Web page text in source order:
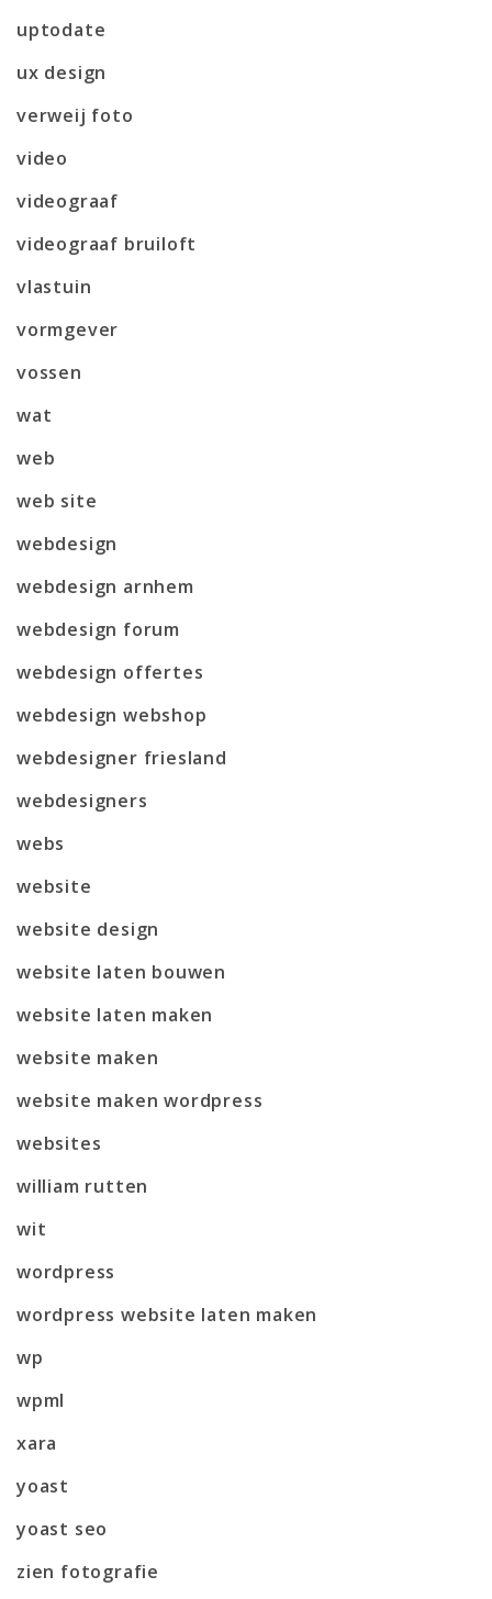
uptodate
ux design
verweij foto
video
videograaf
videograaf bruiloft
vlastuin
vormgever
vossen
wat
web
web site
webdesign
webdesign arnhem
webdesign forum
webdesign offertes
webdesign webshop
webdesigner friesland
webdesigners
webs
website
website design
website laten bouwen
website laten maken
website maken
website maken wordpress
websites
william rutten
wit
wordpress
wordpress website laten maken
wp
wpml
xara
yoast
yoast seo
zien fotografie